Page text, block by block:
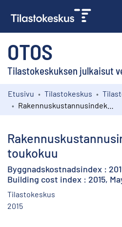
OTOS
Tilastokeskuksen julkaisut
Kokoelmat
Etusivu Tilastokeskus
toukokuu
Byggnadskostnadsindex :
Building cost index : 2015,
Tilastokeskus
2015